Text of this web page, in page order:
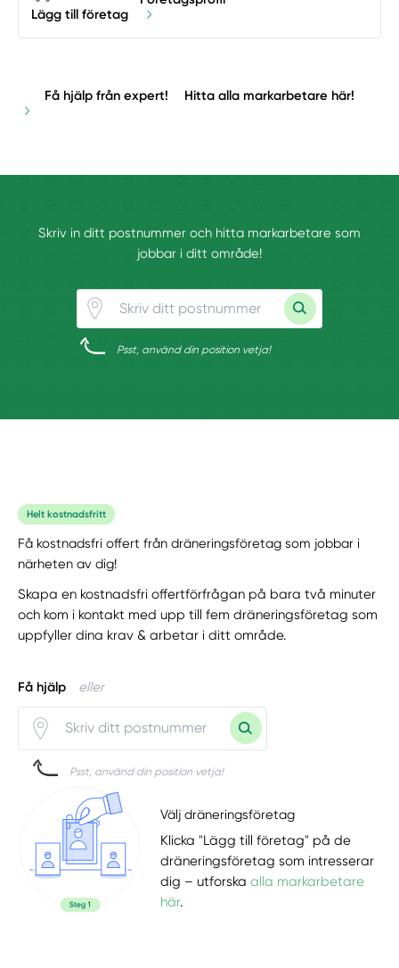
Lägg till företag
Få hjälp från expert! Hitta alla markarbetare här!
Skriv in ditt postnummer och hitta markarbetare som
jobbar i ditt område!
Psst, använd din position vetja!
Helt kostnadsfritt
Få kostnadsfri offert från dräneringsföretag som jobbar i
närheten av dig!
Skapa en kostnadsfri offertförfrågan på bara två minuter
och kom i kontakt med upp till fem dräneringsföretag som
uppfyller dina krav & arbetar i ditt område.
Få hjälp eller
Psst, använd din position vetja!
Välj dräneringsföretag
Klicka "Lägg till företag" på de
dräneringsföretag som intresserar
dig – utforskaalla markarbetare
här.